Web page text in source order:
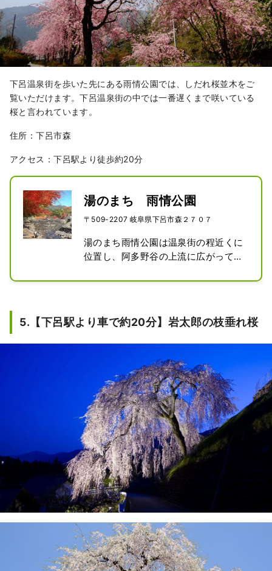
下呂温泉街を歩いた先にある雨情公園では、しだれ桜並木をご
覧いただけます。下呂温泉街の中では一番遅くまで咲いている
桜と言われています。
住所：下呂市森
アクセス：下呂駅より徒歩約20分
湯のまち 雨情公園
〒509-2207 岐阜県下呂市森２７０７
湯のまち雨情公園は温泉街の程近くに
位置し、阿多野谷の上流に広がってい
下呂の山ふところから流れ出る清流で
しむことができる。昭和のはじめ頃、
付けられた公園である。
春にはしだれ桜を、秋には紅葉を楽し
むことが出来る。
5.【下呂駅より車で約20分】岩太郎の枝垂れ桜